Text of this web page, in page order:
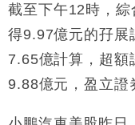
13:44
財經｜內地7
差達1125億
財經｜日本
日圓干預創新
截至下午12時，
得9.97億元的孖展
7.65億計算，超額
9.88億元，盈立證